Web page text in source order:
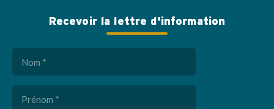
Recevoir la lettre d'information
Nom
(Nécessaire)
Prénom
(Nécessaire)